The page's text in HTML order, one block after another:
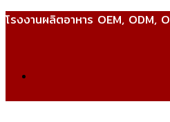
โรงงานผลิตอาหาร OEM, ODM,